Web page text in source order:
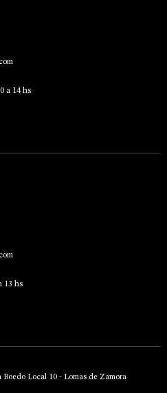
a 14 hs
13 hs
Local 10 - Lomas de Zamora